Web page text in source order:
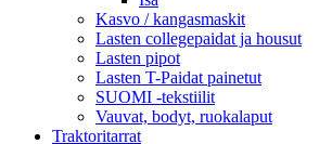
Kasvo / kangasmaskit
Lasten collegepaidat ja housut
Lasten pipot
Lasten T-Paidat painetut
SUOMI -tekstiilit
Vauvat, bodyt, ruokalaput
Traktoritarrat